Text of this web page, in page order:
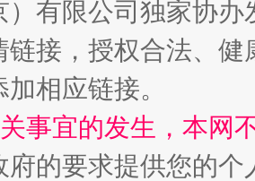
）有限公司独家协
链接，授权合法、
相应链接。
事宜的发生，本网
府的要求提供您的个